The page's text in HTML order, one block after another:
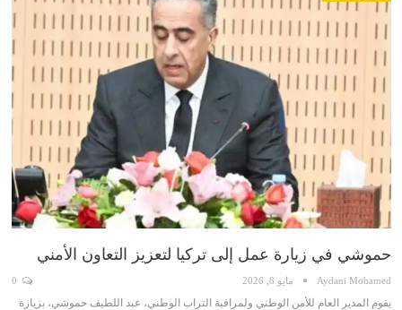
حموشي في زيارة عمل إلى تركيا لتعزيز التعاون الأمني
Aydani Mohamed مايو 8, 2026
يقوم المدير العام للأمن الوطني ولمراقبة التراب الوطني، عبد اللطيف حموشي، بزيارة